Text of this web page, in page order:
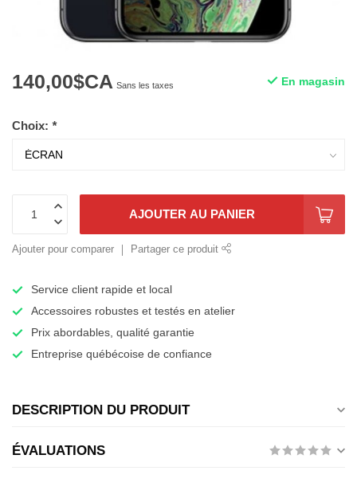
140,00$CA Sans les taxes En magasin
Choix: *
AJOUTER AU PANIER
Ajouter pour comparer Partager ce produit
Service client rapide et local
Accessoires robustes et testés en atelier
Prix abordables, qualité garantie
Entreprise québécoise de confiance
DESCRIPTION DU PRODUIT
ÉVALUATIONS